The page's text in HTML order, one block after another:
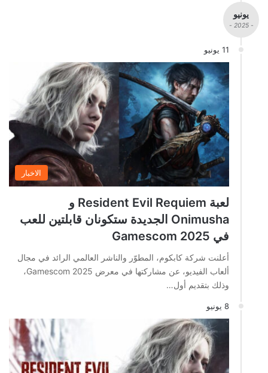
يونيو
- 2025 -
11 يونيو
الاخبار
لعبة Resident Evil Requiem و
Onimusha الجديدة ستكونان قابلتين للعب
في Gamescom 2025
أعلنت شركة كابكوم، المطوّر والناشر العالمي الرائد في مجال
ألعاب الفيديو، عن مشاركتها في معرض Gamescom 2025،
وذلك بتقديم أول…
8 يونيو